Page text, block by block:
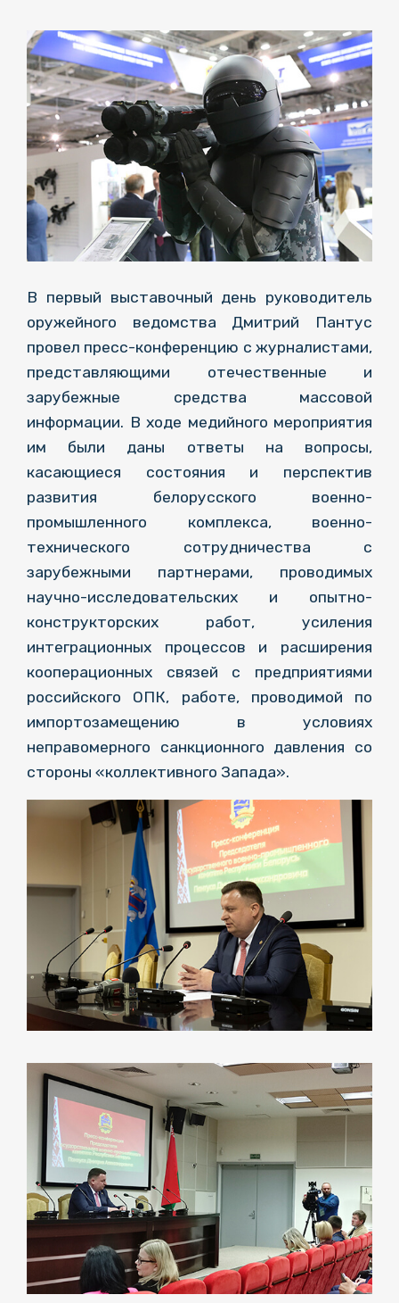
В первый выставочный день руководитель
оружейного ведомства Дмитрий Пантус
провел пресс-конференцию с журналистами,
представляющими отечественные и
зарубежные средства массовой
информации. В ходе медийного мероприятия
им были даны ответы на вопросы,
касающиеся состояния и перспектив
развития белорусского военно-
промышленного комплекса, военно-
технического сотрудничества с
зарубежными партнерами, проводимых
научно-исследовательских и опытно-
конструкторских работ, усиления
интеграционных процессов и расширения
кооперационных связей с предприятиями
российского ОПК, работе, проводимой по
импортозамещению в условиях
неправомерного санкционного давления со
стороны «коллективного Запада».